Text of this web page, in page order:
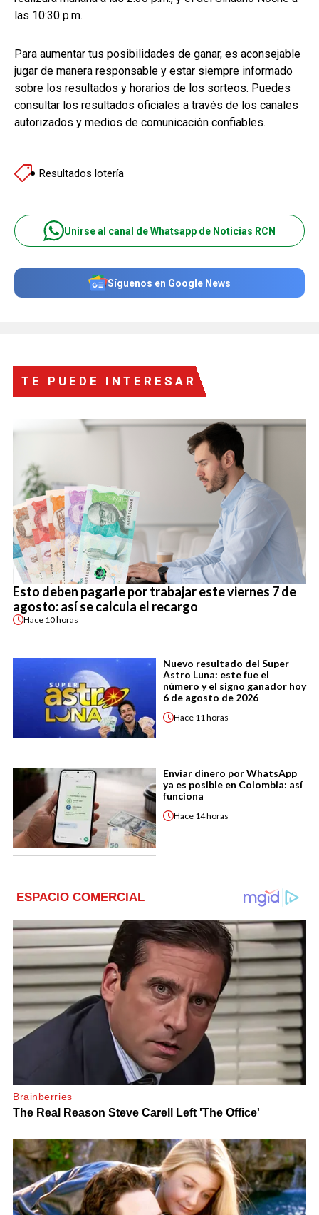
las 10:30 p.m.
Para aumentar tus posibilidades de ganar, es aconsejable
jugar de manera responsable y estar siempre informado
sobre los resultados y horarios de los sorteos. Puedes
consultar los resultados oficiales a través de los canales
autorizados y medios de comunicación confiables.
Resultados lotería
Unirse al canal de Whatsapp de Noticias RCN
Síguenos en Google News
TE PUEDE INTERESAR
Esto deben pagarle por trabajar este viernes 7 de
agosto: así se calcula el recargo
Hace 10 horas
Nuevo resultado del Super
Astro Luna: este fue el
número y el signo ganador hoy
6 de agosto de 2026
Hace 11 horas
Enviar dinero por WhatsApp
ya es posible en Colombia: así
funciona
Hace 14 horas